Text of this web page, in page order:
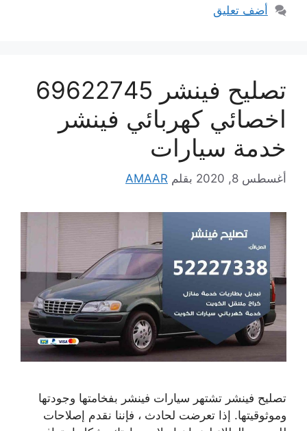
أضف تعليق
تصليح فينشر 69622745
اخصائي كهربائي فينشر
خدمة سيارات
أغسطس 8, 2020 بقلم AMAAR
تصليح فينشر تشتهر سيارات فينشر بفخامتها وجودتها
وموثوقيتها. إذا تعرضت لحادث ، فإننا نقدم إصلاحات